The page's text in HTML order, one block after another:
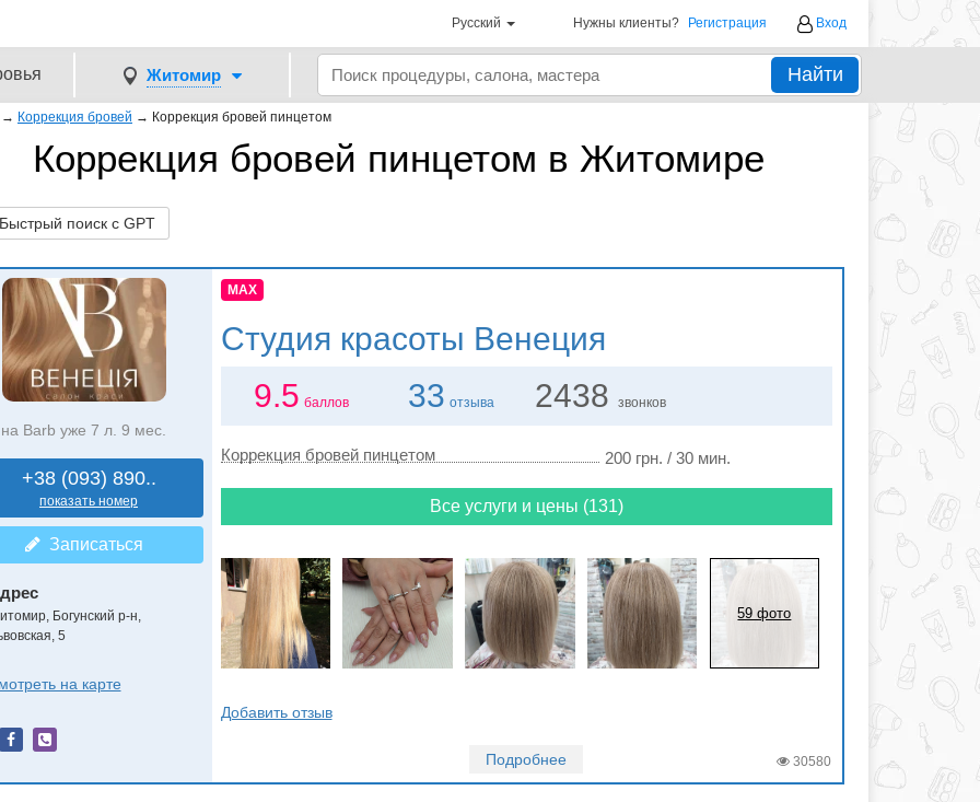
Русский Нужны клиенты? Регистрация Вход
Житомир Найти
→ Коррекция бровей → Коррекция бровей пинцетом
Коррекция бровей пинцетом в Житомире
поиск с GPT
на Barb уже 7 л. 9 мес.
+38 (093) 890..
показать номер
Записаться
Богунский р-н
5
на карте
MAX
Студия красоты Венеция
9.5 баллов 33 отзыва 2438звонков
Коррекция бровей пинцетом 200 грн. / 30 мин.
Все услуги и цены (131)
59 фото
Добавить отзыв
Подробнее 30580